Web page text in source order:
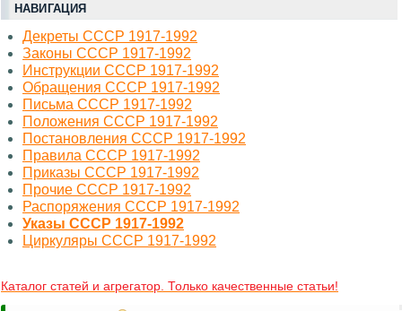
НАВИГАЦИЯ
Декреты СССР 1917-1992
Законы СССР 1917-1992
Инструкции СССР 1917-1992
Обращения СССР 1917-1992
Письма СССР 1917-1992
Положения СССР 1917-1992
Постановления СССР 1917-1992
Правила СССР 1917-1992
Приказы СССР 1917-1992
Прочие СССР 1917-1992
Распоряжения СССР 1917-1992
Указы СССР 1917-1992
Циркуляры СССР 1917-1992
Каталог статей и агрегатор. Только качественные статьи!